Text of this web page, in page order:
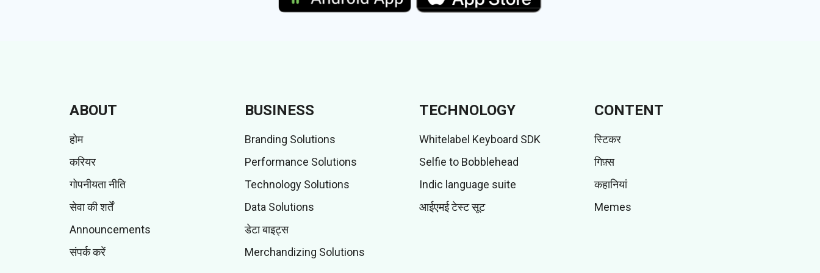
ABOUT
होम
करियर
गोपनीयता नीति
सेवा की शर्तें
Announcements
संपर्क करें
BUSINESS
Branding Solutions
Performance Solutions
Technology Solutions
Data Solutions
डेटा बाइट्स
Merchandizing Solutions
TECHNOLOGY
Whitelabel Keyboard SDK
Selfie to Bobblehead
Indic language suite
आईएमई टेस्ट सूट
CONTENT
स्टिकर
गिफ़्स
कहानियां
Memes